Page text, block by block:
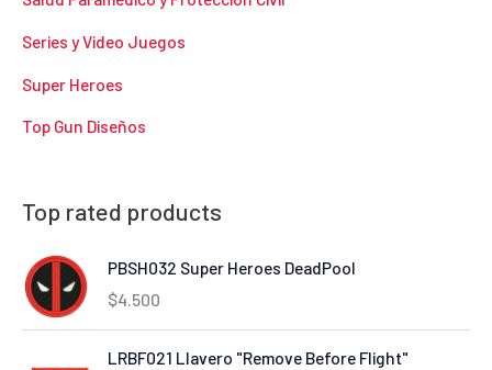
Series y Video Juegos
Super Heroes
Top Gun Diseños
Top rated products
PBSH032 Super Heroes DeadPool
$4.500
LRBF021 Llavero "Remove Before Flight"